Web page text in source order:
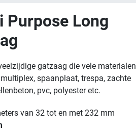
Purpose Long
gatzaag die vele materialen
spaanplaat, trespa, zachte
pvc, polyester etc.
van 32 tot en met 232 mm